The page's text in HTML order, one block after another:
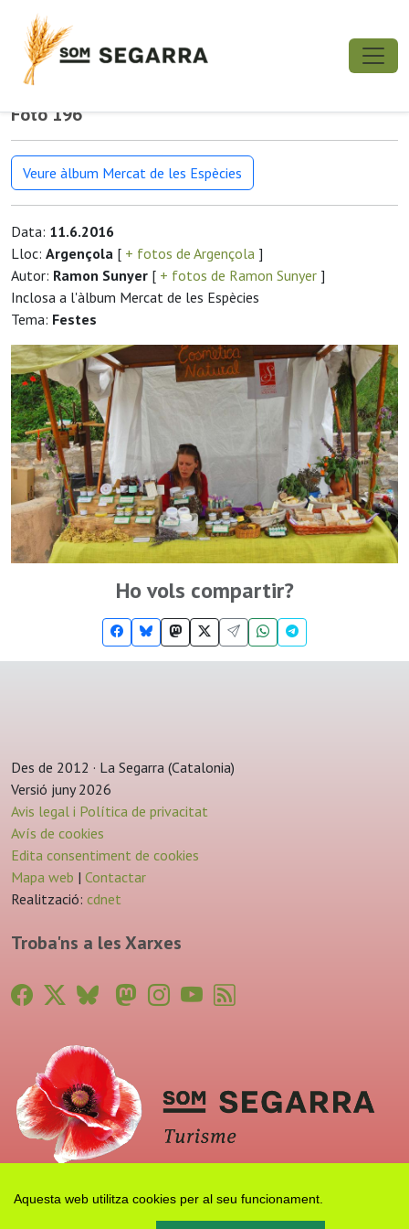
Aquesta web utilitza cookies per al seu funcionament.
Foto 196
Veure àlbum Mercat de les Espècies
Data: 11.6.2016
Lloc: Argençola [ + fotos de Argençola ]
Autor: Ramon Sunyer [ + fotos de Ramon Sunyer ]
Inclosa a l'àlbum Mercat de les Espècies
Tema: Festes
Ho vols compartir?
Des de 2012 · La Segarra (Catalonia)
Versió juny 2026
Avis legal i Política de privacitat
Avís de cookies
Edita consentiment de cookies
Mapa web | Contactar
Realització: cdnet
Troba'ns a les Xarxes